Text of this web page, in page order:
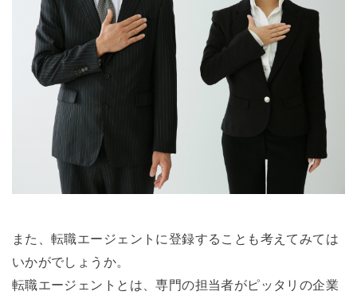
また、転職エージェントに登録することも考えてみては
いかがでしょうか。
転職エージェントとは、専門の担当者がピッタリの企業